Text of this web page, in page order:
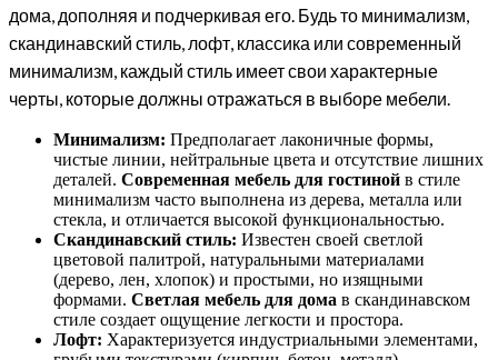
дома, дополняя и подчеркивая его. Будь то минимализм,
скандинавский стиль, лофт, классика или современный
минимализм, каждый стиль имеет свои характерные
черты, которые должны отражаться в выборе мебели.
Минимализм: Предполагает лаконичные формы,
чистые линии, нейтральные цвета и отсутствие лишних
деталей. Современная мебель для гостиной в стиле
минимализм часто выполнена из дерева, металла или
стекла, и отличается высокой функциональностью.
Скандинавский стиль: Известен своей светлой
цветовой палитрой, натуральными материалами
(дерево, лен, хлопок) и простыми, но изящными
формами. Светлая мебель для дома в скандинавском
стиле создает ощущение легкости и простора.
Лофт: Характеризуется индустриальными элементами,